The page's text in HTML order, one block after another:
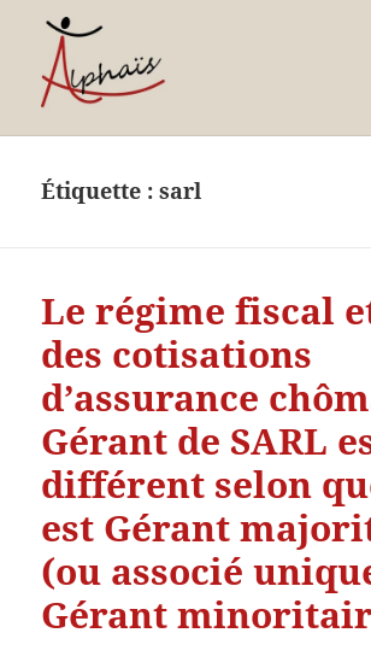
compétences et
Étiquette :sarl
Le régime fiscal
des cotisations
d’assurance
Gérant de SARL
différent selon
est Gérant
(ou associé
Gérant